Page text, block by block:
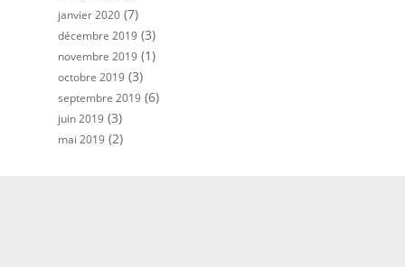
janvier 2020 (7)
décembre 2019 (3)
novembre 2019 (1)
octobre 2019 (3)
septembre 2019 (6)
juin 2019 (3)
mai 2019 (2)